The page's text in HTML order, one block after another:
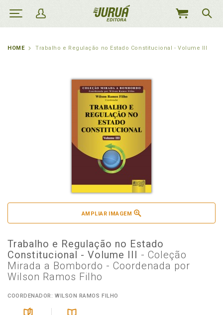
MEU
HOME Trabalho e Regulação no Estado Constitucional - Volume III
AMPLIAR IMAGEM
Trabalho e Regulação no Estado
Constitucional - Volume III - Coleção
Mirada a Bombordo - Coordenada por
Wilson Ramos Filho
COORDENADOR: WILSON RAMOS FILHO